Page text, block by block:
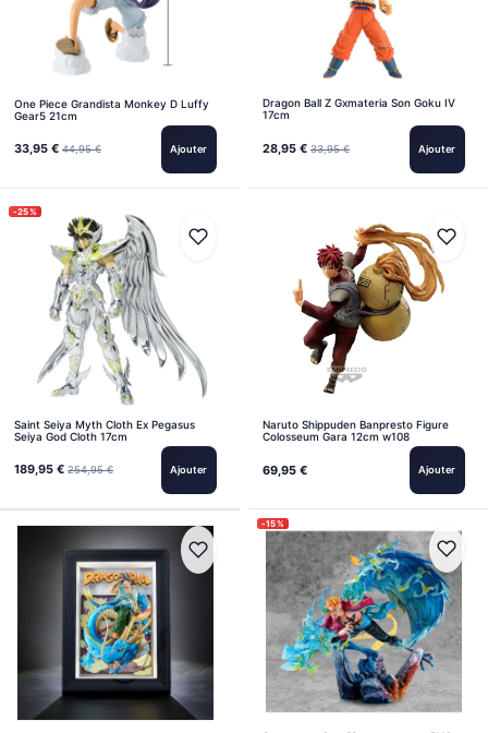
One Piece Grandista Monkey D Luffy
Gear5 21cm
33,95 € 44,95 € Ajouter
Dragon Ball Z Gxmateria Son Goku IV
17cm
28,95 € 33,95 € Ajouter
-25%
Saint Seiya Myth Cloth Ex Pegasus
Seiya God Cloth 17cm
189,95 € 254,95 € Ajouter
Naruto Shippuden Banpresto Figure
Colosseum Gara 12cm w108
69,95 € Ajouter
-15%